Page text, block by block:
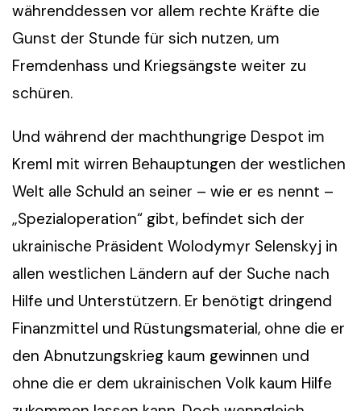
währenddessen vor allem rechte Kräfte die
Gunst der Stunde für sich nutzen, um
Fremdenhass und Kriegsängste weiter zu
schüren.
Und während der machthungrige Despot im
Kreml mit wirren Behauptungen der westlichen
Welt alle Schuld an seiner – wie er es nennt –
„Spezialoperation“ gibt, befindet sich der
ukrainische Präsident Wolodymyr Selenskyj in
allen westlichen Ländern auf der Suche nach
Hilfe und Unterstützern. Er benötigt dringend
Finanzmittel und Rüstungsmaterial, ohne die er
den Abnutzungskrieg kaum gewinnen und
ohne die er dem ukrainischen Volk kaum Hilfe